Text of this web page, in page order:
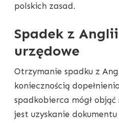
polskich zasad.
Spadek z
urzędowe
Otrzymanie spadku z
koniecznością
spadkobierca mógł
jest uzyskanie